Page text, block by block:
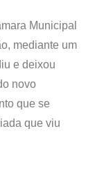
Municipal
mediante um
e deixou
novo
que se
que viu